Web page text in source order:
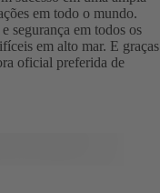
em todo o mundo.
segurança em todos os
em alto mar. E graças
oficial preferida de